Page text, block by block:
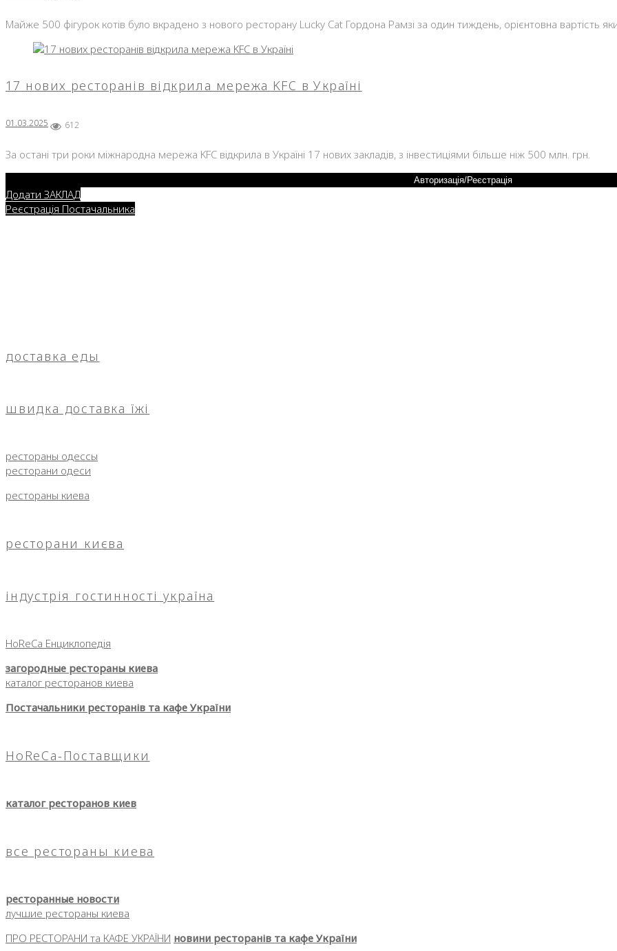
Майже 500 фігурок котів було вкрадено з нового ресторану Lucky Cat Гордона Рамзі за один тиждень, орієнтовна вартість
17 нових ресторанів відкрила мережа KFC в Україні
01.03.2025 612
За остані три роки міжнародна мережа KFC відкрила в Україні 17 нових закладів, з інвестиціями більше ніж 500 млн. грн.
Авторизація/Реєстрація
Додати ЗАКЛАД
Реєстрація Постачальника
доставка еды
швидка доставка їжі
рестораны одессы
ресторани одеси
рестораны киева
ресторани києва
індустрія гостинності україна
HoReCa Енциклопедія
загородные рестораны киева
каталог ресторанов киева
Постачальники ресторанів та кафе України
HoReCa-Поставщики
каталог ресторанов киев
все рестораны киева
ресторанные новости
лучшие рестораны киева
ПРО РЕСТОРАНИ та КАФЕ УКРАЇНИ новини ресторанів та кафе України